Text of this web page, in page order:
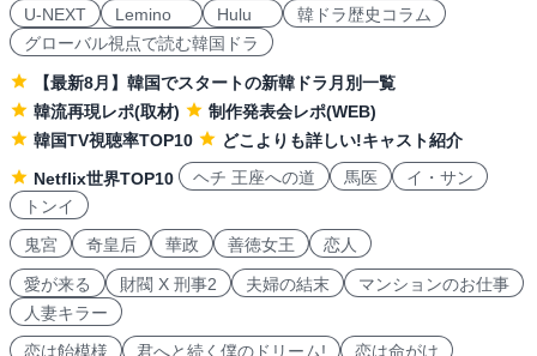
U-NEXT
Lemino Hulu
韓ドラ歴史コラム
グローバル視点で読む韓国ドラ
【最新8月】韓国でスタートの新韓ドラ月別一覧
韓流再現レポ(取材)
制作発表会レポ(WEB)
韓国TV視聴率TOP10
どこよりも詳しい!キャスト紹介
Netflix世界TOP10
ヘチ 王座への道 馬医
イ・サン
トンイ
鬼宮
奇皇后 華政 善徳女王 恋人
愛が来る 財閥 X 刑事2 夫婦の結末
マンションのお仕事
人妻キラー
恋は飴模様
君へと続く僕のドリーム! 恋は命がけ